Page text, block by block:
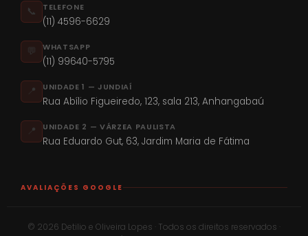
📞 TELEFONE
(11) 4596-6629
💬 WHATSAPP
(11) 99640-5795
📍 UNIDADE 1 — JUNDIAÍ
Rua Abílio Figueiredo, 123, sala 213, Anhangabaú
📍 UNIDADE 2 — VÁRZEA PAULISTA
Rua Eduardo Gut, 63, Jardim Maria de Fátima
AVALIAÇÕES GOOGLE
© 2026 Detilio e Oliveira Lopes · Todos os direitos reservados ·